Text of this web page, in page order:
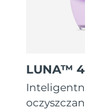
LUNA™ 4